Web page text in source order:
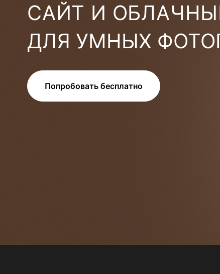
САЙТ И
ДЛЯ УМНЫХ
Попробовать бесплатно